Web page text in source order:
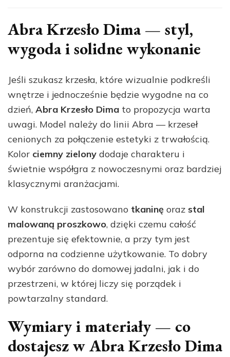
Abra Krzesło Dima — styl,
wygoda i solidne wykonanie
Jeśli szukasz krzesła, które wizualnie podkreśli
wnętrze i jednocześnie będzie wygodne na co
dzień, Abra Krzesło Dima to propozycja warta
uwagi. Model należy do linii Abra — krzeseł
cenionych za połączenie estetyki z trwałością.
Kolor ciemny zielony dodaje charakteru i
świetnie współgra z nowoczesnymi oraz bardziej
klasycznymi aranżacjami.
W konstrukcji zastosowano tkaninę oraz stal
malowaną proszkowo, dzięki czemu całość
prezentuje się efektownie, a przy tym jest
odporna na codzienne użytkowanie. To dobry
wybór zarówno do domowej jadalni, jak i do
przestrzeni, w której liczy się porządek i
powtarzalny standard.
Wymiary i materiały — co
dostajesz w Abra Krzesło Dima